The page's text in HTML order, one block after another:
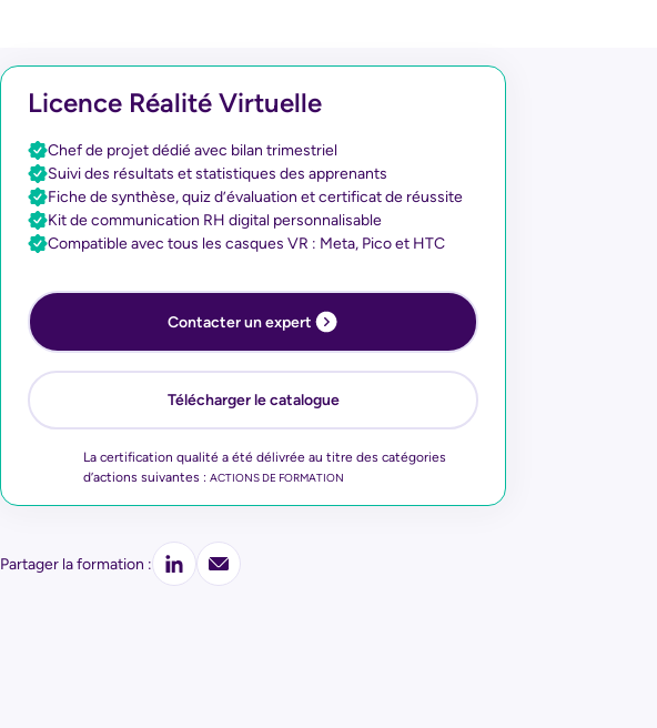
Licence Réalité Virtuelle
Chef de projet dédié avec bilan trimestriel
Suivi des résultats et statistiques des apprenants
Fiche de synthèse, quiz d’évaluation et certificat de réussite
Kit de communication RH digital personnalisable
Compatible avec tous les casques VR : Meta, Pico et HTC
Contacter un expert
Télécharger le catalogue
La certification qualité a été délivrée au titre des catégories
d’actions suivantes :ACTIONS DE FORMATION
Partager la formation :